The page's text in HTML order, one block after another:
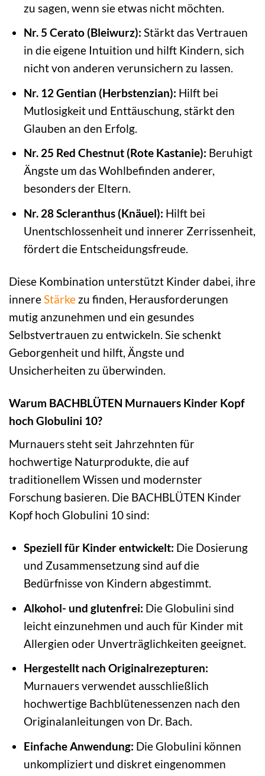
zu sagen, wenn sie etwas nicht möchten.
Nr. 5 Cerato (Bleiwurz): Stärkt das Vertrauen
in die eigene Intuition und hilft Kindern, sich
nicht von anderen verunsichern zu lassen.
Nr. 12 Gentian (Herbstenzian): Hilft bei
Mutlosigkeit und Enttäuschung, stärkt den
Glauben an den Erfolg.
Nr. 25 Red Chestnut (Rote Kastanie): Beruhigt
Ängste um das Wohlbefinden anderer,
besonders der Eltern.
Nr. 28 Scleranthus (Knäuel): Hilft bei
Unentschlossenheit und innerer Zerrissenheit,
fördert die Entscheidungsfreude.
Diese Kombination unterstützt Kinder dabei, ihre
innere Stärke zu finden, Herausforderungen
mutig anzunehmen und ein gesundes
Selbstvertrauen zu entwickeln. Sie schenkt
Geborgenheit und hilft, Ängste und
Unsicherheiten zu überwinden.
Warum BACHBLÜTEN Murnauers Kinder Kopf
hoch Globulini 10?
Murnauers steht seit Jahrzehnten für
hochwertige Naturprodukte, die auf
traditionellem Wissen und modernster
Forschung basieren. Die BACHBLÜTEN Kinder
Kopf hoch Globulini 10 sind:
Speziell für Kinder entwickelt: Die Dosierung
und Zusammensetzung sind auf die
Bedürfnisse von Kindern abgestimmt.
Alkohol- und glutenfrei: Die Globulini sind
leicht einzunehmen und auch für Kinder mit
Allergien oder Unverträglichkeiten geeignet.
Hergestellt nach Originalrezepturen:
Murnauers verwendet ausschließlich
hochwertige Bachblütenessenzen nach den
Originalanleitungen von Dr. Bach.
Einfache Anwendung: Die Globulini können
unkompliziert und diskret eingenommen